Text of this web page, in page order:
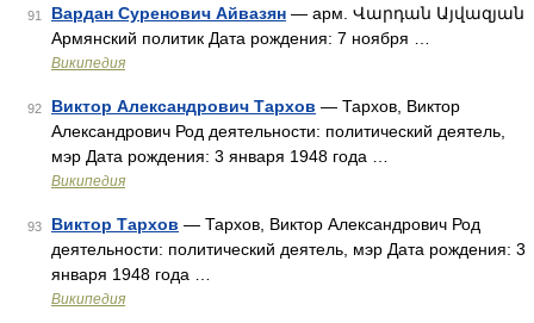
91 Вардан Суренович Айвазян — арм. Վարդան Այվազյան
Армянский политик Дата рождения: 7 ноября …
Википедия
92 Виктор Александрович Тархов — Тархов, Виктор
Александрович Род деятельности: политический деятель,
мэр Дата рождения: 3 января 1948 года …
Википедия
93 Виктор Тархов — Тархов, Виктор Александрович Род
деятельности: политический деятель, мэр Дата рождения: 3
января 1948 года …
Википедия